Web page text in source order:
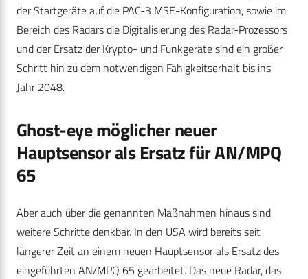
der Startgeräte auf die PAC-3 MSE-Konfiguration, sowie im
Bereich des Radars die Digitalisierung des Radar-Prozessors
und der Ersatz der Krypto- und Funkgeräte sind ein großer
Schritt hin zu dem notwendigen Fähigkeitserhalt bis ins
Jahr 2048.
Ghost-eye möglicher neuer
Hauptsensor als Ersatz für AN/MPQ
65
Aber auch über die genannten Maßnahmen hinaus sind
weitere Schritte denkbar. In den USA wird bereits seit
längerer Zeit an einem neuen Hauptsensor als Ersatz des
eingeführten AN/MPQ 65 gearbeitet. Das neue Radar, das